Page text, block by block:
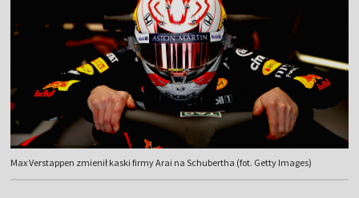
Max Verstappen zmienił kaski firmy Arai na Schubertha (fot. Getty Images)